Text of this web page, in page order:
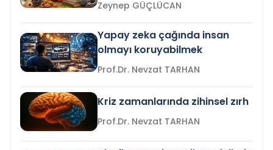
Zeynep GÜÇLÜCAN
Yapay zeka çağında insan
olmayı koruyabilmek
Prof.Dr. Nevzat TARHAN
Kriz zamanlarında zihinsel zırh
Prof.Dr. Nevzat TARHAN